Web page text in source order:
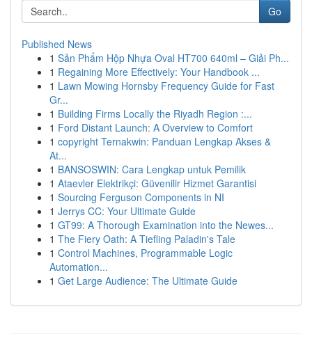
Go
Published News
1 Sản Phẩm Hộp Nhựa Oval HT700 640ml – Giải Ph...
1 Regaining More Effectively: Your Handbook ...
1 Lawn Mowing Hornsby Frequency Guide for Fast
Gr...
1 Building Firms Locally the Riyadh Region :...
1 Ford Distant Launch: A Overview to Comfort
1 copyright Ternakwin: Panduan Lengkap Akses &
At...
1 BANSOSWIN: Cara Lengkap untuk Pemilik
1 Ataevler Elektrikçi: Güvenilir Hizmet Garantisi
1 Sourcing Ferguson Components in NI
1 Jerrys CC: Your Ultimate Guide
1 GT99: A Thorough Examination into the Newes...
1 The Fiery Oath: A Tiefling Paladin's Tale
1 Control Machines, Programmable Logic
Automation...
1 Get Large Audience: The Ultimate Guide